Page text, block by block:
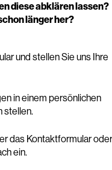
diese abklären lassen?
länger her?
und stellen Sie uns Ihre
in einem persönlichen
stellen.
das Kontaktformular oder
ein.